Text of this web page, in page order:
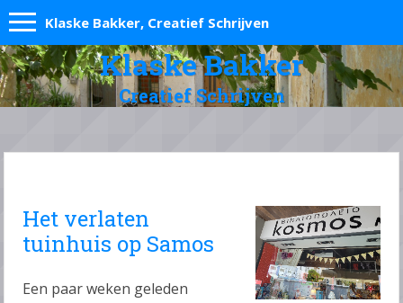
Klaske Bakker, Creatief Schrijven
Klaske Bakker
Creatief Schrijven
Het verlaten
tuinhuis op Samos
Een paar weken geleden